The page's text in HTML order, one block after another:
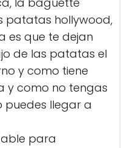
patatas hollywood,
es que te dejan
de las patatas el
y como tiene
y como no tengas
puedes llegar a
para